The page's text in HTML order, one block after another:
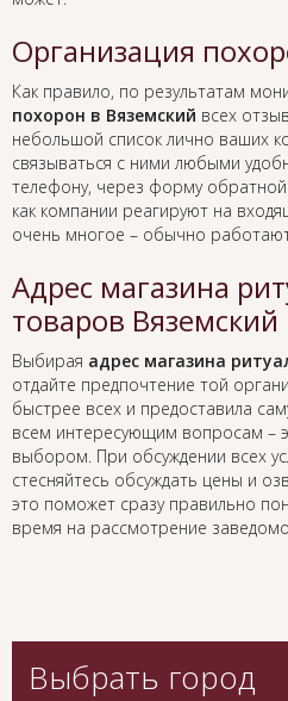
Организация
Как правило, по результатам
похорон в Вяземский всех
небольшой список лично ваших
связываться с ними любыми
телефону, через форму
как компании реагируют на
очень многое – обычно
Адрес магазина
товаров Вяземский
Выбирая адрес магазина
отдайте предпочтение той
быстрее всех и предоставила
всем интересующим вопросам –
выбором. При обсуждении всех
стесняйтесь обсуждать цены и
это поможет сразу правильно
время на рассмотрение
Выбрать город